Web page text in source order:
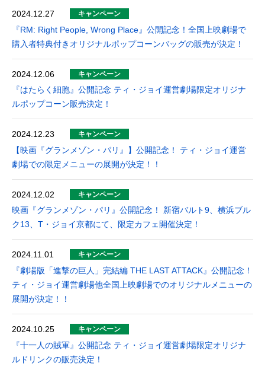
2024.12.27 キャンペーン
『RM: Right People, Wrong Place』公開記念！全国上映劇場で
購入者特典付きオリジナルポップコーンバッグの販売が決定！
2024.12.06 キャンペーン
『はたらく細胞』公開記念 ティ・ジョイ運営劇場限定オリジナ
ルポップコーン販売決定！
2024.12.23 キャンペーン
【映画『グランメゾン・パリ』】公開記念！ ティ・ジョイ運営
劇場での限定メニューの展開が決定！！
2024.12.02 キャンペーン
映画『グランメゾン・パリ』公開記念！ 新宿バルト9、横浜ブル
ク13、T・ジョイ京都にて、限定カフェ開催決定！
2024.11.01 キャンペーン
『劇場版「進撃の巨人」完結編 THE LAST ATTACK』公開記念！
ティ・ジョイ運営劇場他全国上映劇場でのオリジナルメニューの
展開が決定！！
2024.10.25 キャンペーン
『十一人の賊軍』公開記念 ティ・ジョイ運営劇場限定オリジナ
ルドリンクの販売決定！